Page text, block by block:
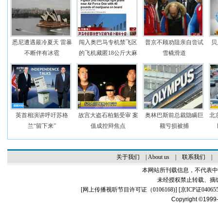
悉尼遭遇最冷夏天 雷暴
不断伴有冰雹
闯入奥巴马专机禁飞区
的飞机藏匿18公斤大麻
普京不顾劝阻亲自尝试
雪橇滑道
英首相演讲呼吁苏格
兰“留下来”
故宫大盗石柏魁受审 案
值成控辩焦点
奥林巴斯前总裁隐瞒巨
额亏损被捕
北
关于我们 About us| 联系我们
本网站所刊载信息，不代表
未经授权禁止转载、摘
[网上传播视听节目许可证（0106168)] [京ICP证
Copyright